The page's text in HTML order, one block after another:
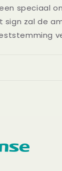
speciaal
sign zal de